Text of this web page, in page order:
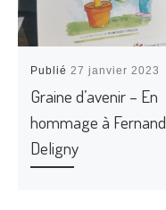
Publié27 janvier 2023
Graine d’avenir – En
hommage à Fernand
Deligny